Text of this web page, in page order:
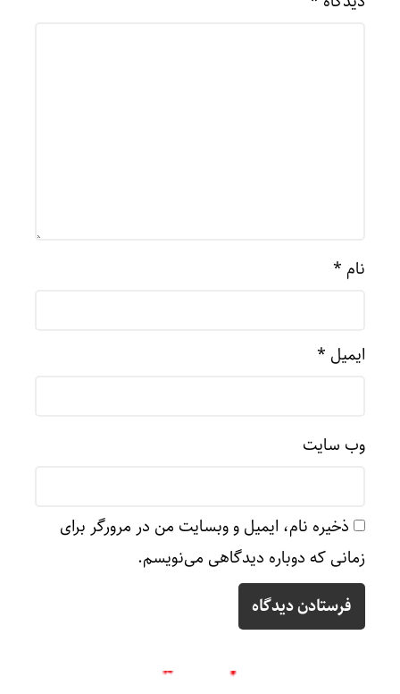
نام *
ایمیل *
وب‌ سایت
ذخیره نام، ایمیل و وبسایت من در مرورگر برای
زمانی که دوباره دیدگاهی می‌نویسم.